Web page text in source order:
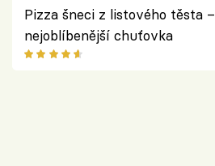
Pizza šneci z listového těsta –
nejoblíbenější chuťovka